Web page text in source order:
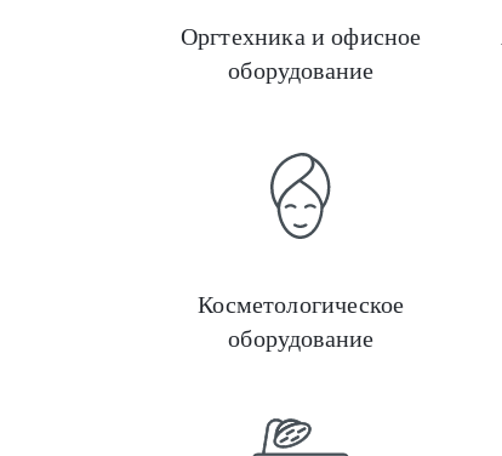
Оргтехника и офисное
оборудование
Косметологическое
оборудование